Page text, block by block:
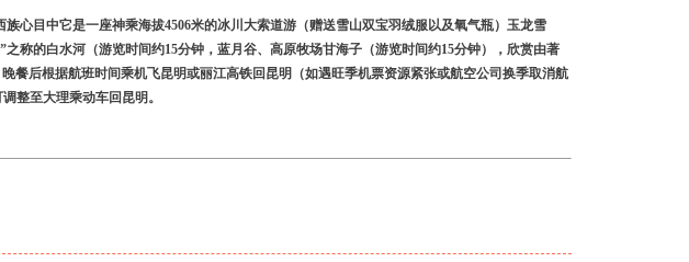
心目中它是一座神乘海拔4506米的冰川大索道游（赠送雪山双宝羽绒服以及氧气瓶）玉龙雪
之称的白水河（游览时间约15分钟，蓝月谷、高原牧场甘海子（游览时间约15分钟），欣赏由著
餐后根据航班时间乘机飞昆明或丽江高铁回昆明（如遇旺季机票资源紧张或航空公司换季取消航
整至大理乘动车回昆明。